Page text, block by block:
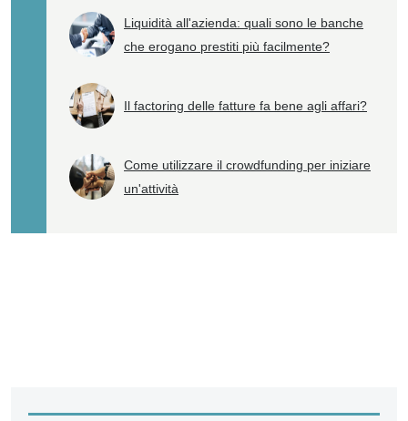
Liquidità all'azienda: quali sono le banche
che erogano prestiti più facilmente?
Il factoring delle fatture fa bene agli affari?
Come utilizzare il crowdfunding per iniziare
un'attività